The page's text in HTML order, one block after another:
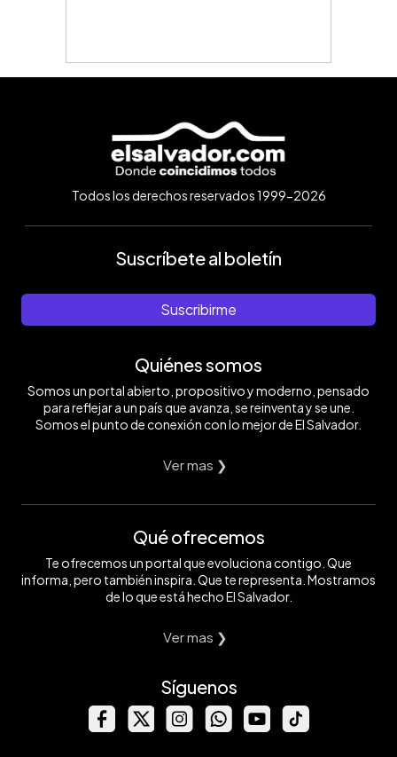
Todos los derechos reservados 1999-2026
Suscríbete al boletín
Suscribirme
Quiénes somos
Somos un portal abierto, propositivo y moderno, pensado
para reflejar a un país que avanza, se reinventa y se une.
Somos el punto de conexión con lo mejor de El Salvador.
Ver mas ❯
Qué ofrecemos
Te ofrecemos un portal que evoluciona contigo. Que
informa, pero también inspira. Que te representa. Mostramos
de lo que está hecho El Salvador.
Ver mas ❯
Síguenos